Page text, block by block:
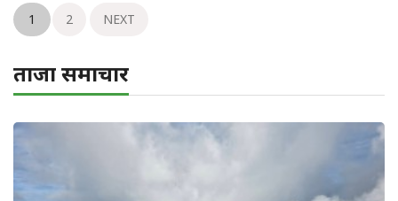
1 2 NEXT
ताजा समाचार